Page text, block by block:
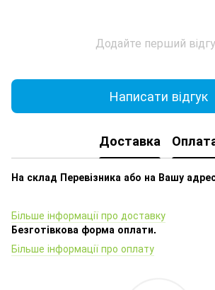
Додайте перший
Написати відгук
Доставка
На склад Перевізника або на Вашу
Більше інформації про доставку
Безготівкова форма оплати.
Більше інформації про оплату